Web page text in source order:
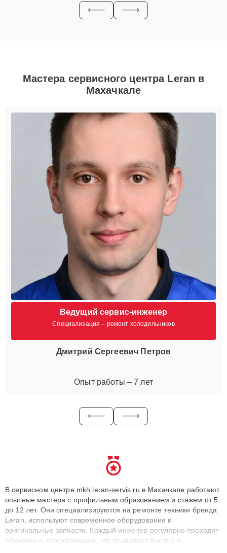
Мастера сервисного центра Leran в
Махачкале
Ведущий сервис-инженер
Специализация – ремонт холодильников
Дмитрий Сергеевич Петров
Опыт работы – 7 лет
В сервисном центре mkh.leran-servis.ru в Махачкале работают
опытные мастера с профильным образованием и стажем от 5
до 12 лет. Они специализируются на ремонте техники бренда
Leran, используют современное оборудование и
оригинальные запчасти. Каждый инженер регулярно проходит
обучение и сертификацию, что позволяет быстро и